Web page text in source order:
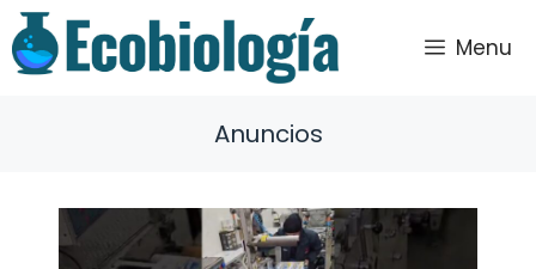
Saltar
al
contenido
Menu
Anuncios